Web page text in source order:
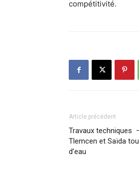
compétitivité.
Article précédent
Travaux techniques
Tlemcen et Saïda
d’eau